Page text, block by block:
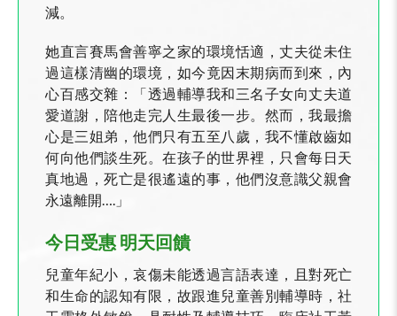
減。
她直言賽馬會善寧之家的環境恬適，丈夫從未住
過這樣清幽的環境，如今竟因末期病而到來，內
心百感交雜：「透過輔導我和三名子女向丈夫道
愛道謝，陪他走完人生最後一步。然而，我最擔
心是三姐弟，他們只有五至八歲，我不懂啟齒如
何向他們談生死。在孩子的世界裡，只會每日天
真地過，死亡是很遙遠的事，他們沒意識父親會
永遠離開….」
今日受惠 明天回饋
兒童年紀小，哀傷未能透過言語表達，且對死亡
和生命的認知有限，故跟進兒童善別輔導時，社